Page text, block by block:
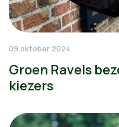
09 oktober 2024
Groen Ravels
kiezers